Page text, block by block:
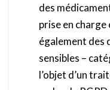
des
prise en
également des
sensibles –
l’objet d’un